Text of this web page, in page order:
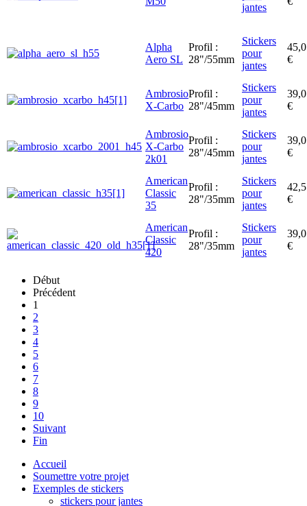
jantes
Alpha
Aero SL
Profil :
28"/55mm
Stickers
pour
jantes
45,0
€
Ambrosio
X-Carbo
Profil :
28"/45mm
Stickers
pour
jantes
39,0
€
Ambrosio
X-Carbo
2k01
Profil :
28"/45mm
Stickers
pour
jantes
39,0
€
American
Classic
35
Profil :
28"/35mm
Stickers
pour
jantes
42,5
€
American
Classic
420
Profil :
28"/35mm
Stickers
pour
jantes
39,0
€
Début
Précédent
1
2
3
4
5
6
7
8
9
10
Suivant
Fin
Accueil
Soumettre votre projet
Exemples de stickers
stickers pour jantes